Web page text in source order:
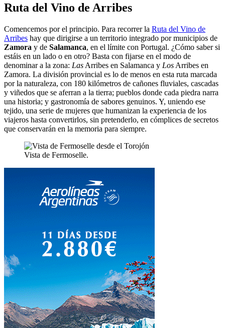
Ruta del Vino de Arribes
Comencemos por el principio. Para recorrer la Ruta del Vino de
Arribes hay que dirigirse a un territorio integrado por municipios de
Zamora y de Salamanca, en el límite con Portugal. ¿Cómo saber si
estáis en un lado o en otro? Basta con fijarse en el modo de
denominar a la zona: Las Arribes en Salamanca y Los Arribes en
Zamora. La división provincial es lo de menos en esta ruta marcada
por la naturaleza, con 180 kilómetros de cañones fluviales, cascadas
y viñedos que se aferran a la tierra; pueblos donde cada piedra narra
una historia; y gastronomía de sabores genuinos. Y, uniendo ese
tejido, una serie de mujeres que humanizan la experiencia de los
viajeros hasta convertirlos, sin pretenderlo, en cómplices de secretos
que conservarán en la memoria para siempre.
Vista de Fermoselle.